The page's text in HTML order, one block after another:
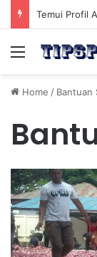
Menu
Home / Bantuan